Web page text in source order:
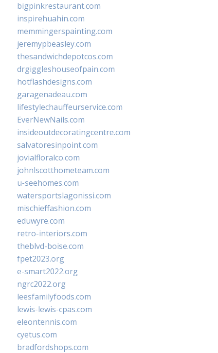
bigpinkrestaurant.com
inspirehuahin.com
memmingerspainting.com
jeremypbeasley.com
thesandwichdepotcos.com
drgiggleshouseofpain.com
hotflashdesigns.com
garagenadeau.com
lifestylechauffeurservice.com
EverNewNails.com
insideoutdecoratingcentre.com
salvatoresinpoint.com
jovialfloralco.com
johnlscotthometeam.com
u-seehomes.com
watersportslagonissi.com
mischieffashion.com
eduwyre.com
retro-interiors.com
theblvd-boise.com
fpet2023.org
e-smart2022.org
ngrc2022.org
leesfamilyfoods.com
lewis-lewis-cpas.com
eleontennis.com
cyetus.com
bradfordshops.com